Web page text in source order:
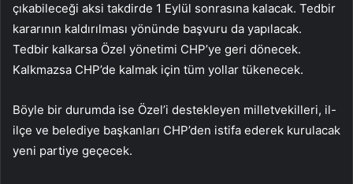
çıkabileceği aksi takdirde 1 Eylül sonrasına kalacak. Tedbir
kararının kaldırılması yönünde başvuru da yapılacak.
Tedbir kalkarsa Özel yönetimi CHP’ye geri dönecek.
Kalkmazsa CHP’de kalmak için tüm yollar tükenecek.
Böyle bir durumda ise Özel’i destekleyen milletvekilleri, il-
ilçe ve belediye başkanları CHP’den istifa ederek kurulacak
yeni partiye geçecek.